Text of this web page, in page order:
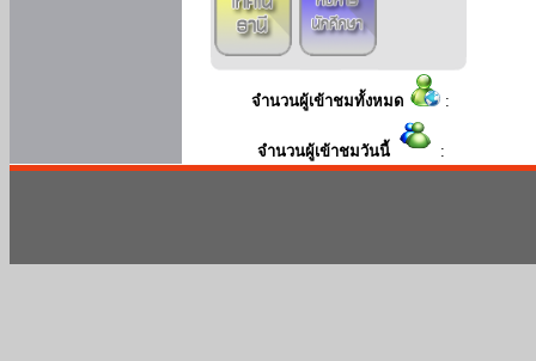
จำนวนผู้เข้าชมทั้งหมด :
จำนวนผู้เข้าชมวันนี้ :